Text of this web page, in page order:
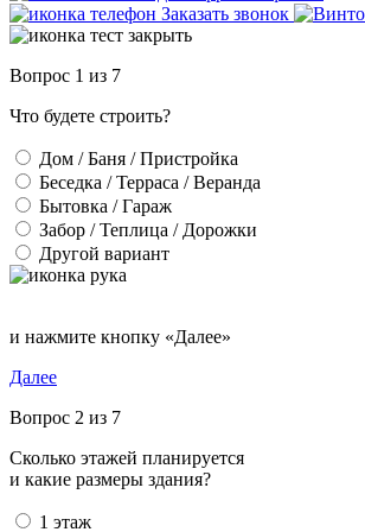
Заказать звонок
Вопрос 1 из 7
Что будете строить?
Дом / Баня / Пристройка
Беседка / Терраса / Веранда
Бытовка / Гараж
Забор / Теплица / Дорожки
Другой вариант
и нажмите кнопку «Далее»
Далее
Вопрос 2 из 7
Сколько этажей планируется
и какие размеры здания?
1 этаж